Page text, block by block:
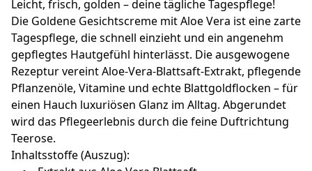
Leicht, frisch, golden – deine tägliche Tagespflege!
Die Goldene Gesichtscreme mit Aloe Vera ist eine zarte
Tagespflege, die schnell einzieht und ein angenehm
gepflegtes Hautgefühl hinterlässt. Die ausgewogene
Rezeptur vereint Aloe-Vera-Blattsaft-Extrakt, pflegende
Pflanzenöle, Vitamine und echte Blattgoldflocken – für
einen Hauch luxuriösen Glanz im Alltag. Abgerundet
wird das Pflegeerlebnis durch die feine Duftrichtung
Teerose.
Inhaltsstoffe (Auszug):